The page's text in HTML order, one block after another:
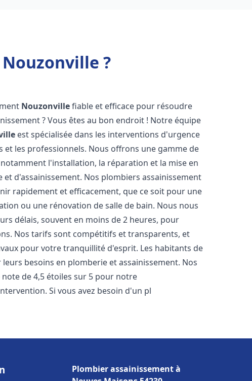
?
Nouzonvillefiable et efficace pour résoudre
? Vous êtes au bon endroit ! Notre équipe
est spécialisée dans les interventions d'urgence
les professionnels. Nous offrons une gamme de
l'installation, la réparation et la mise en
d'assainissement. Nos plombiers assainissement
rapidement et efficacement, que ce soit pour une
ou une rénovation de salle de bain. Nous nous
délais, souvent en moins de 2 heures, pour
Nos tarifs sont compétitifs et transparents, et
pour votre tranquillité d'esprit. Les habitants de
besoins en plomberie et assainissement. Nos
de 4,5 étoiles sur 5 pour notre
Si vous avez besoin d'un pl
Plombier assainissement à